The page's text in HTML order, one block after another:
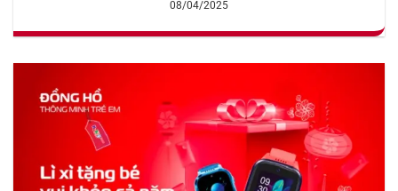
08/04/2025